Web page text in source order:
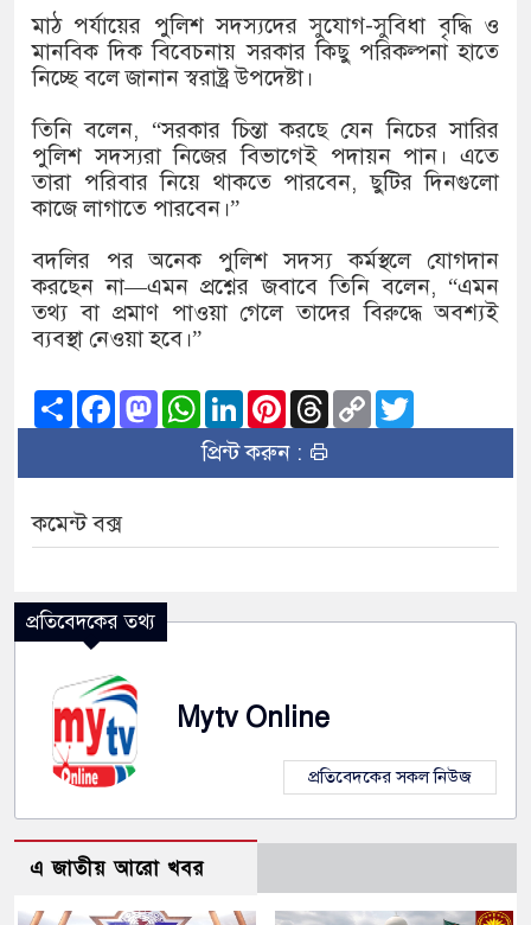
মাঠ পর্যায়ের পুলিশ সদস্যদের সুযোগ-সুবিধা বৃদ্ধি ও
মানবিক দিক বিবেচনায় সরকার কিছু পরিকল্পনা হাতে
নিচ্ছে বলে জানান স্বরাষ্ট্র উপদেষ্টা।
তিনি বলেন, “সরকার চিন্তা করছে যেন নিচের সারির
পুলিশ সদস্যরা নিজের বিভাগেই পদায়ন পান। এতে
তারা পরিবার নিয়ে থাকতে পারবেন, ছুটির দিনগুলো
কাজে লাগাতে পারবেন।”
বদলির পর অনেক পুলিশ সদস্য কর্মস্থলে যোগদান
করছেন না—এমন প্রশ্নের জবাবে তিনি বলেন, “এমন
তথ্য বা প্রমাণ পাওয়া গেলে তাদের বিরুদ্ধে অবশ্যই
ব্যবস্থা নেওয়া হবে।”
ShareFacebook
Mastodon
WhatsApp
LinkedInPinterest
Threads
Copy
Link
প্রিন্ট করুন :
কমেন্ট বক্স
প্রতিবেদকের তথ্য
Mytv Online
প্রতিবেদকের সকল নিউজ
এ জাতীয় আরো খবর